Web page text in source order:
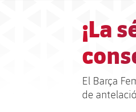
¡La
El Barça
de